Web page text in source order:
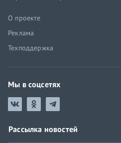
О проекте
Реклама
Техподдержка
Мы в соцсетях
Рассылка новостей